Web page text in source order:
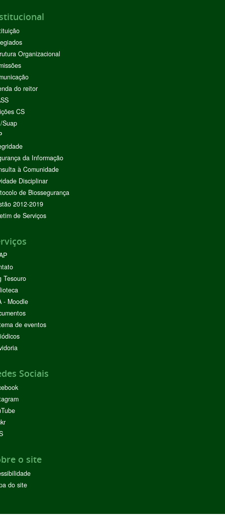
Organizacional
do reitor
CS
Suap
da Informação
à Comunidade
Disciplinar
de Biossegurança
2012-2019
de Serviços
Tesouro
- Moodle
de eventos
Sociais
o site
do site